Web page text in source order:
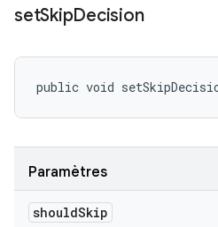
setSkipDecision
public void
Paramètres
shouldSkip